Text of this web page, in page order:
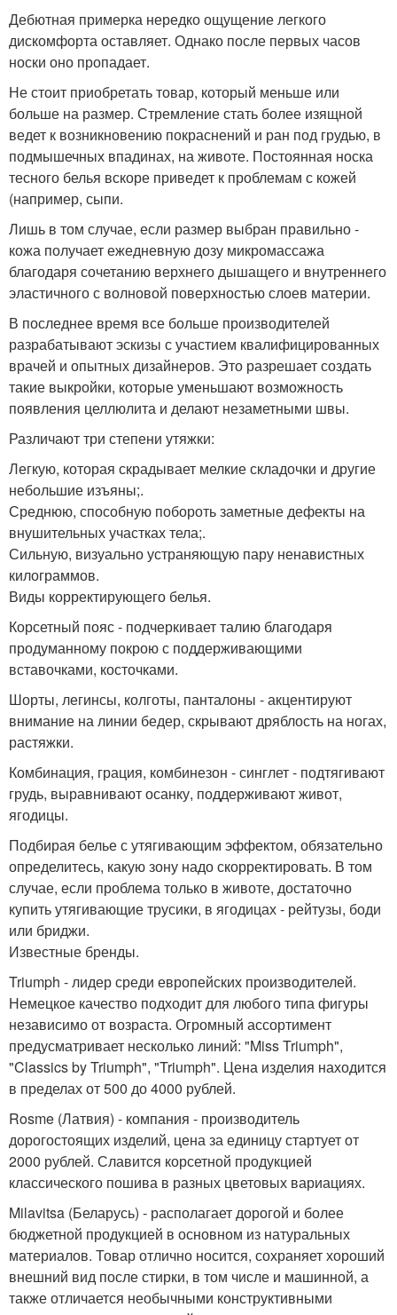
Дебютная примерка нередко ощущение легкого
дискомфорта оставляет. Однако после первых часов
носки оно пропадает.
Не стоит приобретать товар, который меньше или
больше на размер. Стремление стать более изящной
ведет к возникновению покраснений и ран под грудью, в
подмышечных впадинах, на животе. Постоянная носка
тесного белья вскоре приведет к проблемам с кожей
(например, сыпи.
Лишь в том случае, если размер выбран правильно -
кожа получает ежедневную дозу микромассажа
благодаря сочетанию верхнего дышащего и внутреннего
эластичного с волновой поверхностью слоев материи.
В последнее время все больше производителей
разрабатывают эскизы с участием квалифицированных
врачей и опытных дизайнеров. Это разрешает создать
такие выкройки, которые уменьшают возможность
появления целлюлита и делают незаметными швы.
Различают три степени утяжки:
Легкую, которая скрадывает мелкие складочки и другие
небольшие изъяны;.
Среднюю, способную побороть заметные дефекты на
внушительных участках тела;.
Сильную, визуально устраняющую пару ненавистных
килограммов.
Виды корректирующего белья.
Корсетный пояс - подчеркивает талию благодаря
продуманному покрою с поддерживающими
вставочками, косточками.
Шорты, легинсы, колготы, панталоны - акцентируют
внимание на линии бедер, скрывают дряблость на ногах,
растяжки.
Комбинация, грация, комбинезон - синглет - подтягивают
грудь, выравнивают осанку, поддерживают живот,
ягодицы.
Подбирая белье с утягивающим эффектом, обязательно
определитесь, какую зону надо скорректировать. В том
случае, если проблема только в животе, достаточно
купить утягивающие трусики, в ягодицах - рейтузы, боди
или бриджи.
Известные бренды.
Triumph - лидер среди европейских производителей.
Немецкое качество подходит для любого типа фигуры
независимо от возраста. Огромный ассортимент
предусматривает несколько линий: "Miss Triumph",
"Classics by Triumph", "Triumph". Цена изделия находится
в пределах от 500 до 4000 рублей.
Rosme (Латвия) - компания - производитель
дорогостоящих изделий, цена за единицу стартует от
2000 рублей. Славится корсетной продукцией
классического пошива в разных цветовых вариациях.
Milavitsa (Беларусь) - располагает дорогой и более
бюджетной продукцией в основном из натуральных
материалов. Товар отлично носится, сохраняет хороший
внешний вид после стирки, в том числе и машинной, а
также отличается необычными конструктивными